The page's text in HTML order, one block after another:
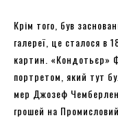
Крім того, був
галереї, це сталося в
картин. «Кондотьєр»
портретом, який тут
мер Джозеф Чемберлен
грошей на